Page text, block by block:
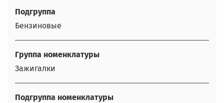
Подгруппа
Бензиновые
Группа номенклатуры
Зажигалки
Подгруппа номенклатуры